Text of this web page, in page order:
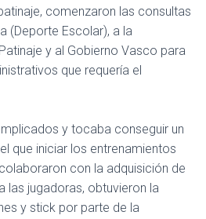
comenzaron las consultas
(Deporte Escolar), a la
y al Gobierno Vasco para
que requería el
y tocaba conseguir un
que iniciar los entrenamientos
con la adquisición de
las jugadoras, obtuvieron la
y stick por parte de la